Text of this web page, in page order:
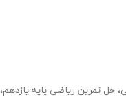
، حل تمرین ریاضی پایه یازدهم،